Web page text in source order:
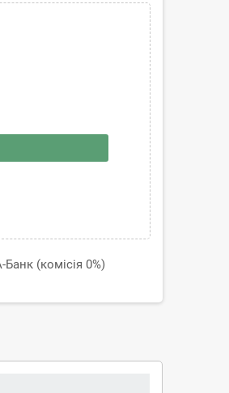
(комісія 0%)